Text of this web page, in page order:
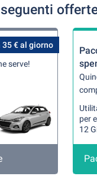
€ al giorno
serve!
per
12